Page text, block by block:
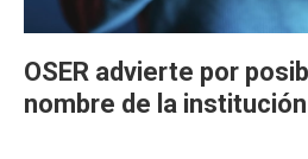
OSER advierte por
nombre de la institución